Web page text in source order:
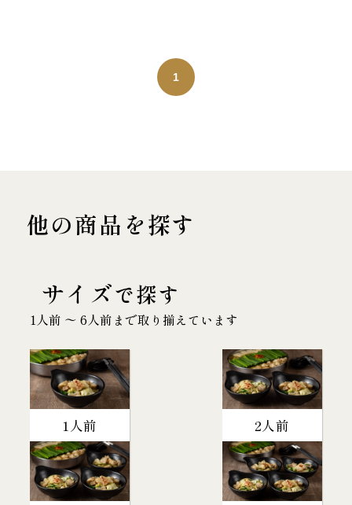
1
他の商品を探す
サイズで探す
1人前 〜 6人前まで取り揃えています
1人前 2人前